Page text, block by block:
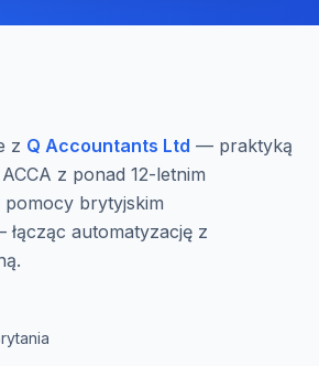
z Q Accountants Ltd — praktyką
z ponad 12-letnim
pomocy brytyjskim
automatyzację z